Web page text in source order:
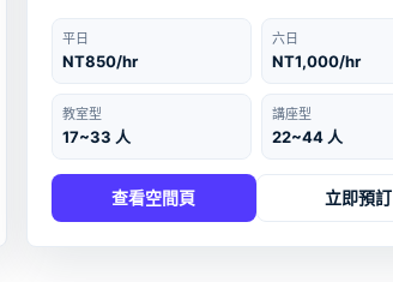
平日
NT850/hr
六日
NT1,000/hr
教室型
17~33 人
講座型
22~44 人
查看空間頁 立即預訂